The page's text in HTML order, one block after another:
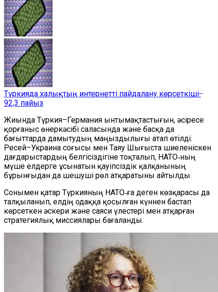
Түркияда халықтың интернетті пайдалану көрсеткіші ̶
92,3 пайыз
Жиында Түркия–Германия ынтымақтастығын, әсіресе
қорғаныс өнеркәсібі саласында және басқа да
бағыттарда дамытудың маңыздылығы атап өтілді.
Ресей–Украина соғысы мен Таяу Шығыста шиеленіскен
дағдарыстардың белгісіздігіне тоқталып, НАТО‑ның
мүше елдерге ұсынатын қауіпсіздік қалқанының
бұрынғыдан да шешуші рөл атқаратыны айтылды.
Сонымен қатар Түркияның НАТО‑ға деген көзқарасы да
талқыланып, елдің одаққа қосылған күннен бастап
көрсеткен әскери және саяси үлестері мен атқарған
стратегиялық миссиялары бағаланды.